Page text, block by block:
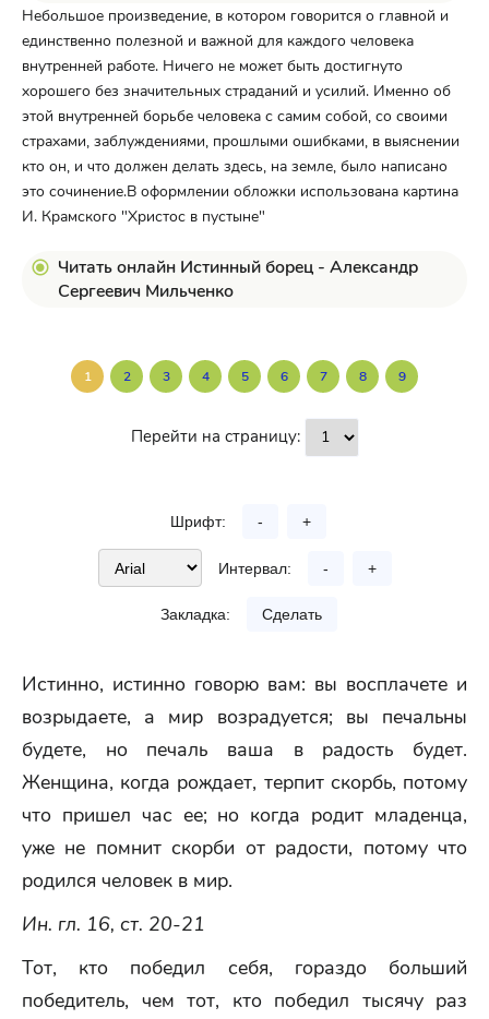
Небольшое произведение, в котором говорится о главной и
единственно полезной и важной для каждого человека
внутренней работе. Ничего не может быть достигнуто
хорошего без значительных страданий и усилий. Именно об
этой внутренней борьбе человека с самим собой, со своими
страхами, заблуждениями, прошлыми ошибками, в выяснении
кто он, и что должен делать здесь, на земле, было написано
это сочинение.В оформлении обложки использована картина
И. Крамского "Христос в пустыне"
Читать онлайн Истинный борец - Александр
Сергеевич Мильченко
1 2 3 4 5 6 7 8 9
Перейти на страницу:
Шрифт: - +
Интервал: - +
Закладка: Сделать
Истинно, истинно говорю вам: вы восплачете и
возрыдаете, а мир возрадуется; вы печальны
будете, но печаль ваша в радость будет.
Женщина, когда рождает, терпит скорбь, потому
что пришел час ее; но когда родит младенца,
уже не помнит скорби от радости, потому что
родился человек в мир.
Ин. гл. 16, ст. 20-21
Тот, кто победил себя, гораздо больший
победитель, чем тот, кто победил тысячу раз